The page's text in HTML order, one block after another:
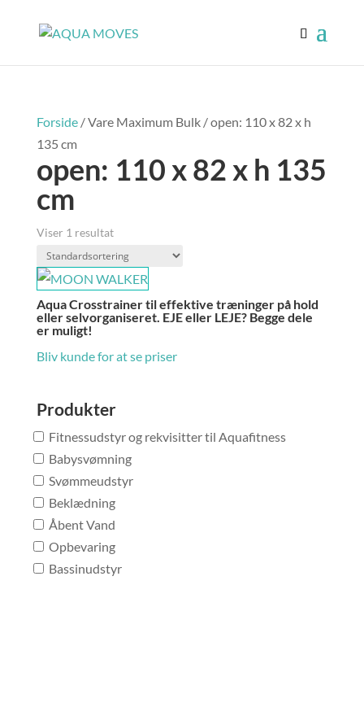
Forside/ Vare Maximum Bulk / open: 110 x 82 x h
135 cm
open: 110 x 82 x h 135
cm
Viser 1 resultat
Aqua Crosstrainer til effektive træninger på hold
eller selvorganiseret. EJE eller LEJE? Begge dele
er muligt!
Bliv kunde for at se priser
Produkter
Fitnessudstyr og rekvisitter til Aquafitness
Babysvømning
Svømmeudstyr
Beklædning
Åbent Vand
Opbevaring
Bassinudstyr